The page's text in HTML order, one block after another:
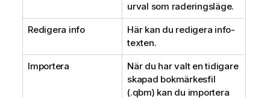
urval som raderingsläge.
Redigera info
Här kan du redigera info-
texten.
Importera
När du har valt en tidigare
skapad bokmärkesfil
(.qbm) kan du importera